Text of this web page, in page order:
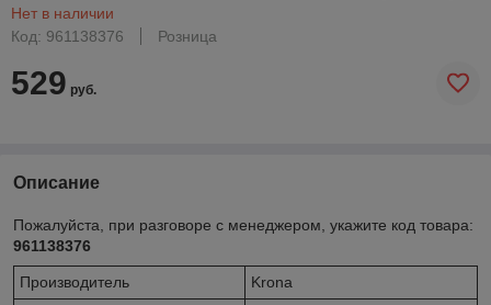
Нет в наличии
Код: 961138376
Розница
529 руб.
Описание
Пожалуйста, при разговоре с менеджером, укажите код товара:
961138376
Производитель
Krona